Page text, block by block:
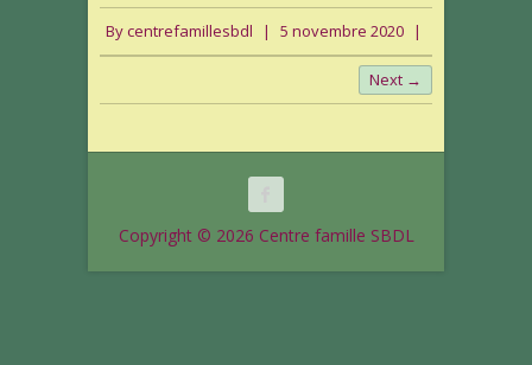
Bycentrefamillesbdl | 5 novembre 2020 |
Next →
Copyright © 2026 Centre famille SBDL